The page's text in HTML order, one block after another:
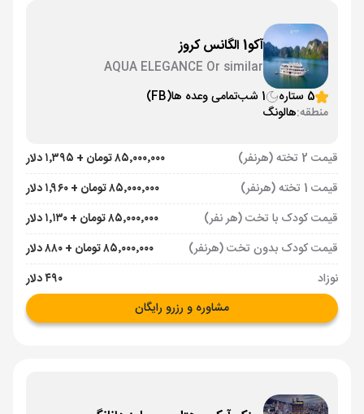
آکو1 الگانس کروز
AQUA ELEGANCE Or similar
5 ستاره
1 شب تمامی وعده ها(FB)
منطقه:هالونگ
قیمت 2 تخته (هرنفر)
۸۵٬۰۰۰٬۰۰۰ تومان + ۱٬۳۹۵ دلار
قیمت 1 تخته (هرنفر)
۸۵٬۰۰۰٬۰۰۰ تومان + ۱٬۹۶۰ دلار
قیمت کودک با تخت (هر نفر)
۸۵٬۰۰۰٬۰۰۰ تومان + ۱٬۱۳۰ دلار
قیمت کودک بدون تخت (هرنفر)
۸۵٬۰۰۰٬۰۰۰ تومان + ۸۸۰ دلار
نوزاد
۴۹۰ دلار
مشاوره و رزرو رایگان